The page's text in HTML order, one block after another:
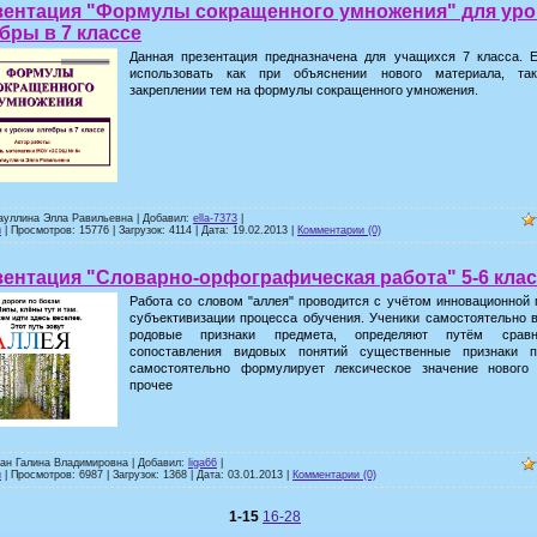
"Формулы сокращенного умножения" для
в 7 классе
Данная презентация предназначена для учащихся 7 класса.
использовать как при объяснении нового материала,
закреплении тем на формулы сокращенного умножения.
Элла Равильевна | Добавил: ella-7373
| Просмотров: 15776 | Загрузок: 4114 | Дата: 19.02.2013 Комментарии (0)
"Словарно-орфографическая работа" 5-6
Работа со словом "аллея" проводится с учётом инновационной
субъективизации процесса обучения. Ученики самостоятельно
родовые признаки предмета, определяют путём
сопоставления видовых понятий существенные признаки
самостоятельно формулирует лексическое значение
прочее
Галина Владимировна | Добавил: liga66
| Просмотров: 6987 | Загрузок: 1368 | Дата: 03.01.2013 Комментарии (0)
1-15 16-28